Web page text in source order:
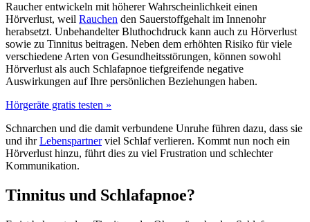
Raucher entwickeln mit höherer Wahrscheinlichkeit einen
Hörverlust, weil Rauchen den Sauerstoffgehalt im Innenohr
herabsetzt. Unbehandelter Bluthochdruck kann auch zu Hörverlust
sowie zu Tinnitus beitragen. Neben dem erhöhten Risiko für viele
verschiedene Arten von Gesundheitsstörungen, können sowohl
Hörverlust als auch Schlafapnoe tiefgreifende negative
Auswirkungen auf Ihre persönlichen Beziehungen haben.
Hörgeräte gratis testen »
Schnarchen und die damit verbundene Unruhe führen dazu, dass sie
und ihrLebenspartnerviel Schlaf verlieren. Kommt nun noch ein
Hörverlust hinzu, führt dies zu viel Frustration und schlechter
Kommunikation.
Tinnitus und Schlafapnoe?